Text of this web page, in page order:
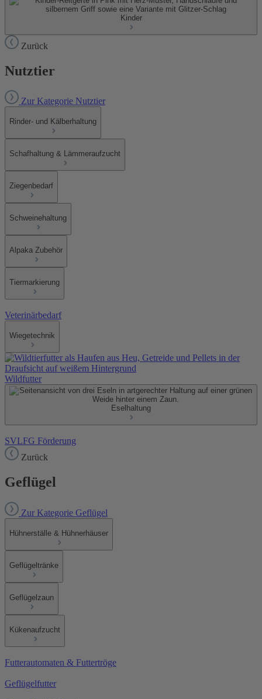
Kinder
Zurück
Nutztier
Zur Kategorie Nutztier
Rinder- und Kälberhaltung
Schafhaltung & Lämmeraufzucht
Ziegenbedarf
Schweinehaltung
Alpaka Zubehör
Tiermarkierung
Veterinärbedarf
Wiegetechnik
Wildfutter
Eselhaltung
SVLFG Förderung
Zurück
Geflügel
Zur Kategorie Geflügel
Hühnerställe & Hühnerhäuser
Geflügeltränke
Geflügelzaun
Kükenaufzucht
Futterautomaten & Futtertröge
Geflügelfutter